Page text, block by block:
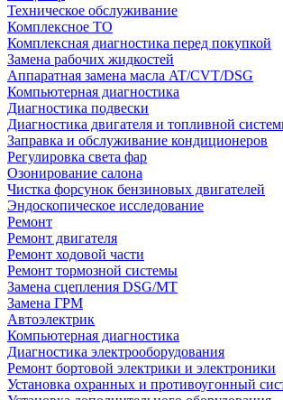
Техническое обслуживание
Комплексное ТО
Комплексная диагностика перед покупкой
Замена рабочих жидкостей
Аппаратная замена масла AT/CVT/DSG
Компьютерная диагностика
Диагностика подвески
Диагностика двигателя и топливной
Заправка и обслуживание кондиционеров
Регулировка света фар
Озонирование салона
Чистка форсунок бензиновых двигателей
Эндоскопическое исследование
Ремонт
Ремонт двигателя
Ремонт ходовой части
Ремонт тормозной системы
Замена сцепления DSG/MT
Замена ГРМ
Автоэлектрик
Компьютерная диагностика
Диагностика электрооборудования
Ремонт бортовой электрики и электроники
Установка охранных и противоугонный